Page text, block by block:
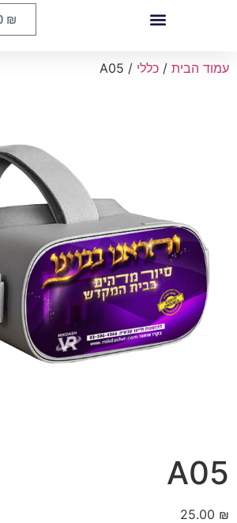
₪
עמוד הבית / כללי / A05
A05
25.00 ₪